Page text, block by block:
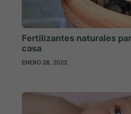
Fertilizantes naturales
casa
ENERO 28, 2022